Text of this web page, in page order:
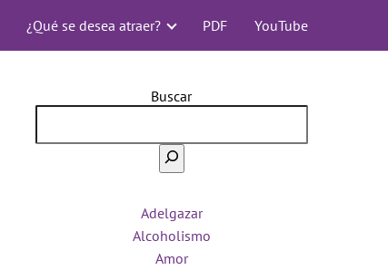
¿Qué se desea atraer? PDF YouTube
Buscar
Adelgazar
Alcoholismo
Amor